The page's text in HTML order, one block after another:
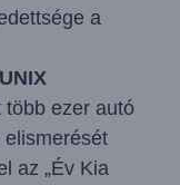
a
több ezer autó
az „Év Kia